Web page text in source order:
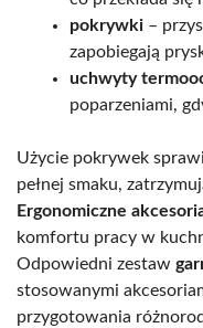
pokrywki –
zapobiegają
uchwyty
poparzeniami,
Użycie pokrywek
pełnej smaku,
Ergonomiczne
komfortu pracy w
Odpowiedni zestaw
stosowanymi
przygotowania